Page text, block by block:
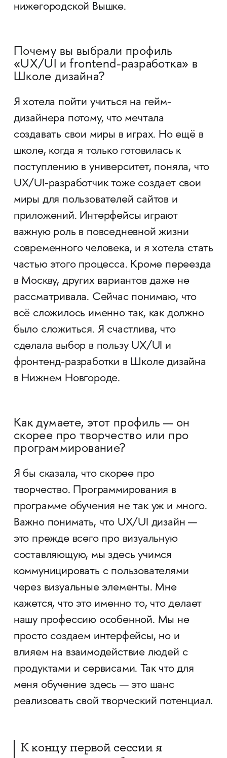
нижегородской Вышке.
Почему вы выбрали профиль
«UX/UI и frontend-разработка» в
Школе дизайна?
Я хотела пойти учиться на гейм-
дизайнера потому, что мечтала
создавать свои миры в играх. Но ещё в
школе, когда я только готовилась к
поступлению в университет, поняла, что
UX/UI-разработчик тоже создает свои
миры для пользователей сайтов и
приложений. Интерфейсы играют
важную роль в повседневной жизни
современного человека, и я хотела стать
частью этого процесса. Кроме переезда
в Москву, других вариантов даже не
рассматривала. Сейчас понимаю, что
всё сложилось именно так, как должно
было сложиться. Я счастлива, что
сделала выбор в пользу UX/UI и
фронтенд-разработки в Школе дизайна
в Нижнем Новгороде.
Как думаете, этот профиль — он
скорее про творчество или про
программирование?
Я бы сказала, что скорее про
творчество. Программирования в
программе обучения не так уж и много.
Важно понимать, что UX/UI дизайн —
это прежде всего про визуальную
составляющую, мы здесь учимся
коммуницировать с пользователями
через визуальные элементы. Мне
кажется, что это именно то, что делает
нашу профессию особенной. Мы не
просто создаем интерфейсы, но и
влияем на взаимодействие людей с
продуктами и сервисами. Так что для
меня обучение здесь — это шанс
реализовать свой творческий потенциал.
К концу первой сессии я